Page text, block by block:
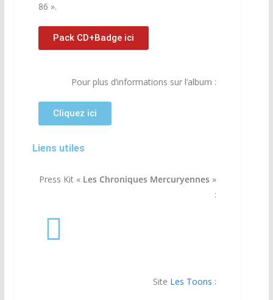
86 ».
Pack CD+Badge ici
Pour plus d’informations sur l’album :
Cliquez ici
Liens utiles
Press Kit « Les Chroniques Mercuryennes »
:
Site Les Toons :